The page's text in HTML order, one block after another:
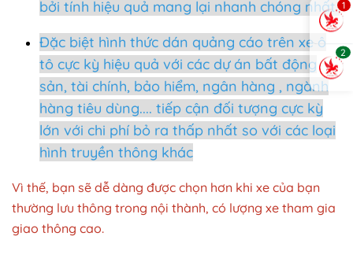
bởi tính hiệu quả mang lại nhanh chóng nhất
Đặc biệt hình thức dán quảng cáo trên xe ô
tô cực kỳ hiệu quả với các dự án bất động
sản, tài chính, bảo hiểm, ngân hàng , ngành
hàng tiêu dùng.... tiếp cận đối tượng cực kỳ
lớn với chi phí bỏ ra thấp nhất so với các loại
hình truyền thông khác
Vì thế, bạn sẽ dễ dàng được chọn hơn khi xe của bạn
thường lưu thông trong nội thành, có lượng xe tham gia
giao thông cao.
1
2